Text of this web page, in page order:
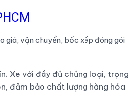
giá, vận chuyển, bốc xếp đóng gói
Xe với đầy đủ chủng loại, trọng
đảm bảo chất lượng hàng hóa